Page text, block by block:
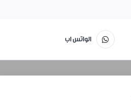
الواتس اب